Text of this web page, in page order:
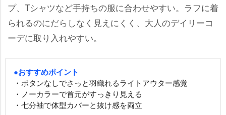
プ、Tシャツなど手持ちの服に合わせやすい。ラフに着
られるのにだらしなく見えにくく、大人のデイリーコ
ーデに取り入れやすい。
●おすすめポイント
・ボタンなしでさっと羽織れるライトアウター感覚
・ノーカラーで首元がすっきり見える
・七分袖で体型カバーと抜け感を両立